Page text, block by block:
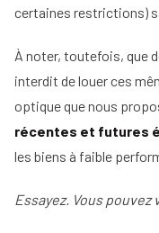
conseils
tous
nos
Devenir
mandataire
Comment
devenir
immobilier
Le
guides
de de
certaines restrictions)
À noter, toutefois, que
interdit de louer ces
optique que nous
récentes et futures
les biens à faible
Essayez. Vous